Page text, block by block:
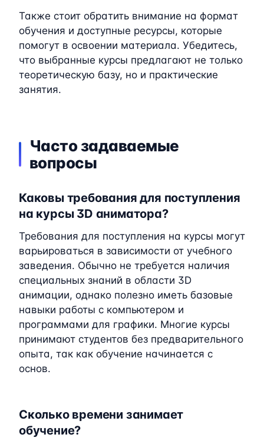
Также стоит обратить внимание на формат
обучения и доступные ресурсы, которые
помогут в освоении материала. Убедитесь,
что выбранные курсы предлагают не только
теоретическую базу, но и практические
занятия.
Часто задаваемые
вопросы
Каковы требования для поступления
на курсы 3D аниматора?
Требования для поступления на курсы могут
варьироваться в зависимости от учебного
заведения. Обычно не требуется наличия
специальных знаний в области 3D
анимации, однако полезно иметь базовые
навыки работы с компьютером и
программами для графики. Многие курсы
принимают студентов без предварительного
опыта, так как обучение начинается с
основ.
Сколько времени занимает
обучение?